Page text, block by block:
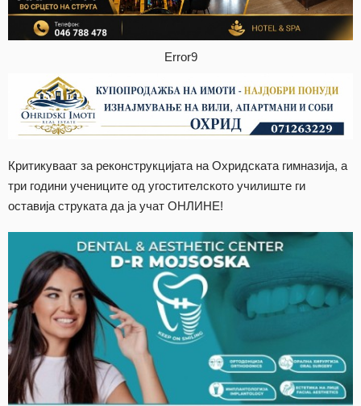
Error9
Критикуваат за реконструкцијата на Охридската гимназија, а
три години учениците од угостителското училиште ги
оставија струката да ја учат ОНЛИНЕ!